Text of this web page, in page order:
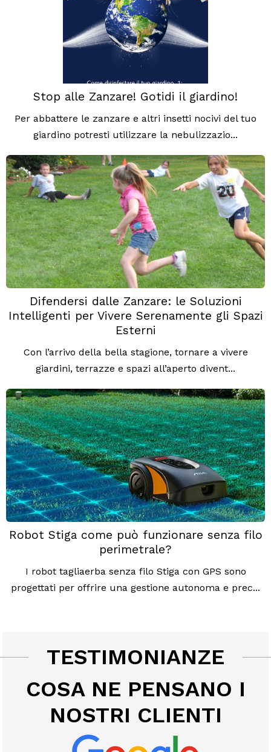
Stop alle Zanzare! Gotidi il giardino!
Per abbattere le zanzare e altri insetti nocivi del tuo
giardino potresti utilizzare la nebulizzazio...
Difendersi dalle Zanzare: le Soluzioni
Intelligenti per Vivere Serenamente gli Spazi
Esterni
Con l’arrivo della bella stagione, tornare a vivere
giardini, terrazze e spazi all’aperto divent...
Robot Stiga come può funzionare senza filo
perimetrale?
I robot tagliaerba senza filo Stiga con GPS sono
progettati per offrire una gestione autonoma e prec...
TESTIMONIANZE
COSA NE PENSANO I
NOSTRI CLIENTI